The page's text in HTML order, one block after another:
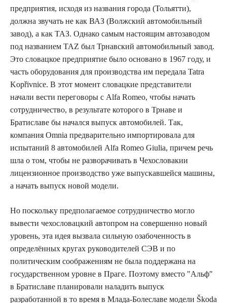
предприятия, исходя из названия города (Тольятти),
должна звучать не как ВАЗ (Волжский автомобильный
завод), а как ТАЗ. Однако самым настоящим автозаводом
под названием TAZ был Трнавский автомобильный завод.
Это словацкое предприятие было основано в 1967 году, и
часть оборудования для производства им передала Tatra
Kopřivnice. В этот момент словацкие представители
начали вести переговоры с Alfa Romeo, чтобы начать
сотрудничество, в результате которого в Трнаве и
Братиславе бы начался выпуск автомобилей. Так,
компания Omnia предварительно импортировала для
испытаний 8 автомобилей Alfa Romeo Giulia, причем речь
шла о том, чтобы не разворачивать в Чехословакии
лицензионное производство уже выпускавшейся машины,
а начать выпуск новой модели.
Но поскольку предполагаемое сотрудничество могло
вывести чехословацкий автопром на совершенно новый
уровень, эта идея вызвала сильную озабоченность в
определённых кругах руководителей СЭВ и по
политическим соображениям не была поддержана на
государственном уровне в Праге. Поэтому вместо "Альф"
в Братиславе планировали наладить выпуск
разработанной в то время в Млада-Болеславе модели Škoda